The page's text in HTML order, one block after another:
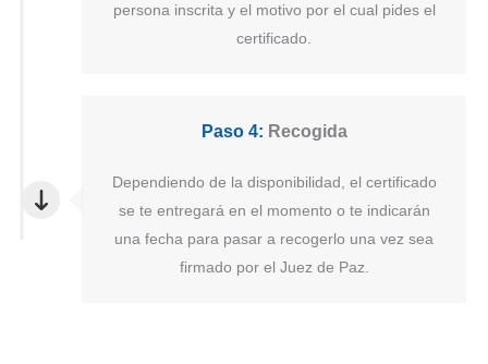
persona inscrita y el motivo por el cual pides el
certificado.
Paso 4: Recogida
Dependiendo de la disponibilidad, el certificado
se te entregará en el momento o te indicarán
una fecha para pasar a recogerlo una vez sea
firmado por el Juez de Paz.